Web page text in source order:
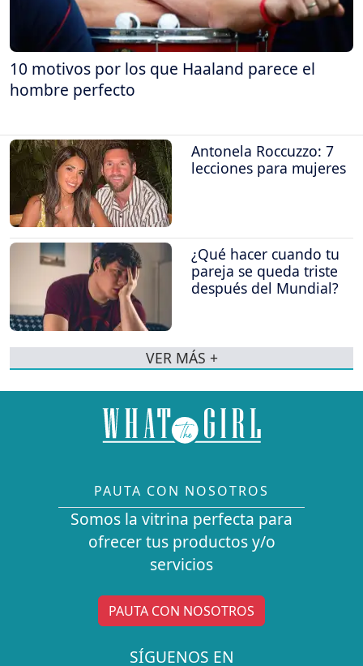
10 motivos por los que Haaland parece el
hombre perfecto
Antonela Roccuzzo: 7
lecciones para mujeres
¿Qué hacer cuando tu
pareja se queda triste
después del Mundial?
VER MÁS +
PAUTA CON NOSOTROS
Somos la vitrina perfecta para
ofrecer tus productos y/o
servicios
PAUTA CON NOSOTROS
SÍGUENOS EN